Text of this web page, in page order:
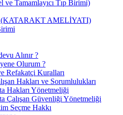
ve Tamamlayıcı Tıp Birimi)
(KATARAKT AMELİYATI)
Alınır ?
Olurum ?
Refakatçi Kuralları
Hakları ve Sorumlulukları
Hakları Yönetmeliği
Çalışan Güvenliği Yönetmeliği
Seçme Hakkı